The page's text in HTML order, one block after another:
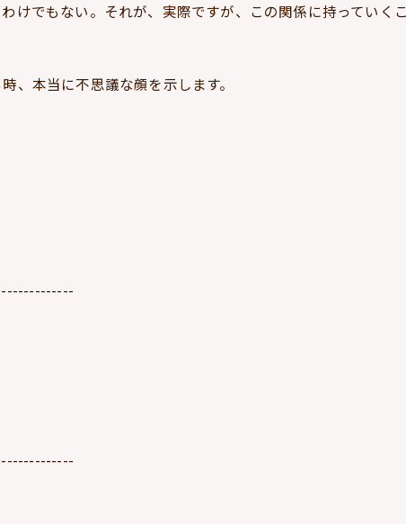
けでもない。それが、実際ですが、この関係に持っていく
、本当に不思議な顔を示します。